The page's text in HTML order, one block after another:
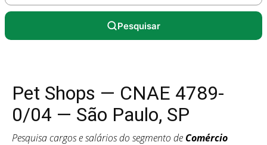
Pesquisar
Pet Shops — CNAE 4789-
0/04 — São Paulo, SP
Pesquisa cargos e salários do segmento de Comércio